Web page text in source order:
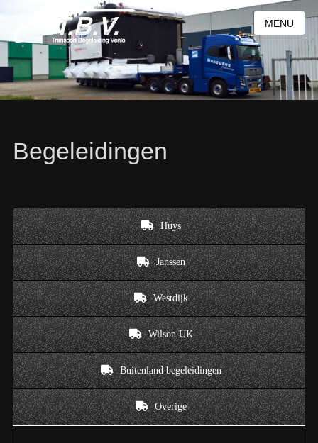
MENU
Begeleidingen
Huys
Janssen
Westdijk
Wilson UK
Buitenland begeleidingen
Overige